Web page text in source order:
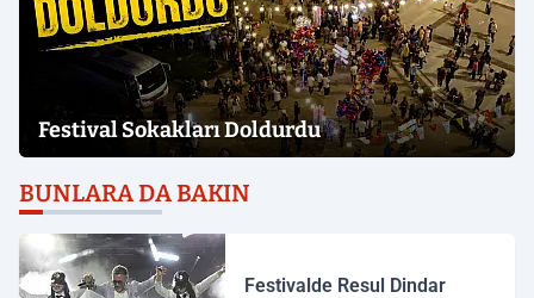
Festival Sokakları Doldurdu
BUNLARA DA BAKIN
Festivalde Resul Dindar